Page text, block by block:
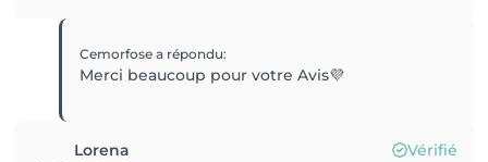
Cemorfosea répondu:
Merci beaucoup pour votre Avis💜
Lorena Vérifié